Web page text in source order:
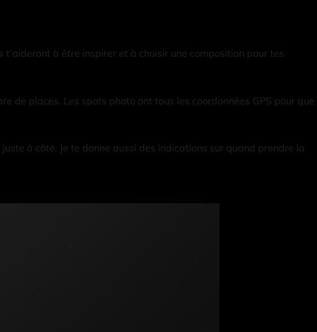
t’aideront à être inspirer et à choisir une composition pour tes
de places. Les spots photo ont tous les coordonnées GPS pour que
à côté. Je te donne aussi des indications sur quand prendre la